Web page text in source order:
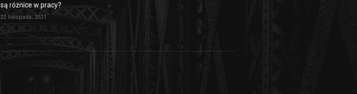
są różnice w pracy?
22 listopada, 2021